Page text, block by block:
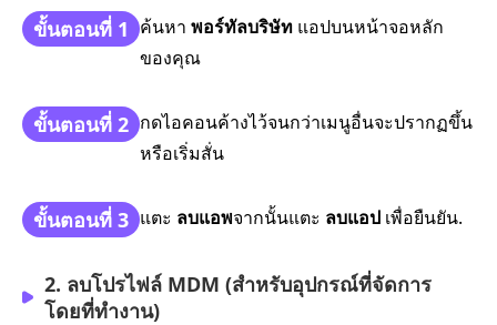
ขั้นตอนที่ 1 ค้นหา พอร์ทัลบริษัท แอปบนหน้าจอหลัก
ของคุณ
ขั้นตอนที่ 2 กดไอคอนค้างไว้จนกว่าเมนูอื่นจะปรากฏขึ้น
หรือเริ่มสั่น
ขั้นตอนที่ 3 แตะ ลบแอพจากนั้นแตะ ลบแอป เพื่อยืนยัน.
2. ลบโปรไฟล์ MDM (สำหรับอุปกรณ์ที่จัดการ
โดยที่ทำงาน)